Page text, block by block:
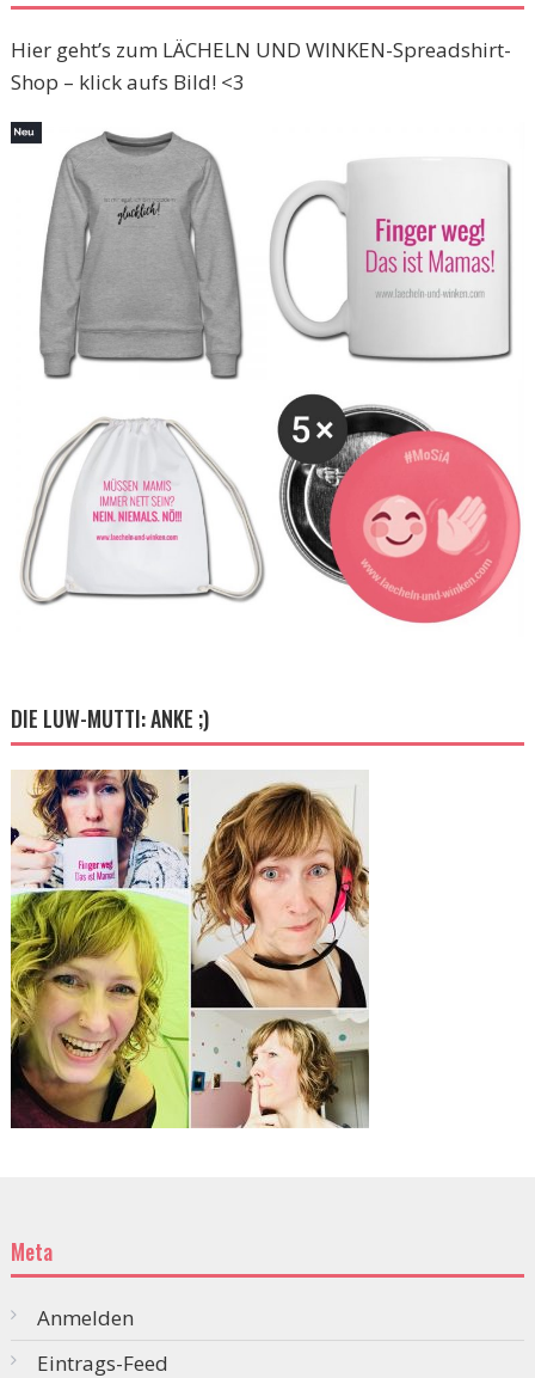
Hier geht’s zum LÄCHELN UND WINKEN-Spreadshirt-
Shop – klick aufs Bild! <3
DIE LUW-MUTTI: ANKE ;)
Meta
Anmelden
Eintrags-Feed